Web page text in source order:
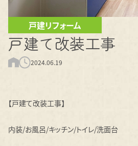
戸建リフォーム
戸建て改装工事
2024.06.19
【戸建て改装工事】
内装/お風呂/キッチン/トイレ/洗面台